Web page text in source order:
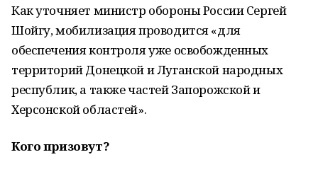
Как уточняет министр обороны России Сергей
Шойгу, мобилизация проводится «для
обеспечения контроля уже освобожденных
территорий Донецкой и Луганской народных
республик, а также частей Запорожской и
Херсонской областей».
Кого призовут?